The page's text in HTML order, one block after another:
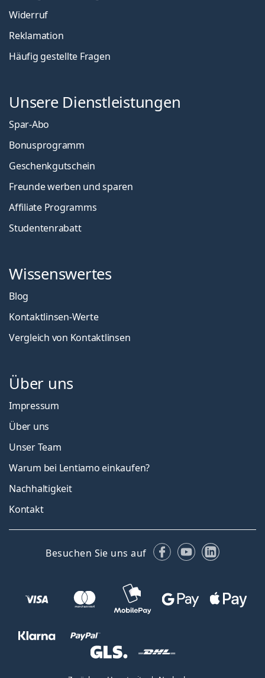
Widerruf
Reklamation
Häufig gestellte Fragen
Unsere Dienstleistungen
Spar-Abo
Bonusprogramm
Geschenkgutschein
Freunde werben und sparen
Affiliate Programms
Studentenrabatt
Wissenswertes
Blog
Kontaktlinsen-Werte
Vergleich von Kontaktlinsen
Über uns
Impressum
Über uns
Unser Team
Warum bei Lentiamo einkaufen?
Nachhaltigkeit
Kontakt
Besuchen Sie uns auf Facebook
YouTubeLinkedIn